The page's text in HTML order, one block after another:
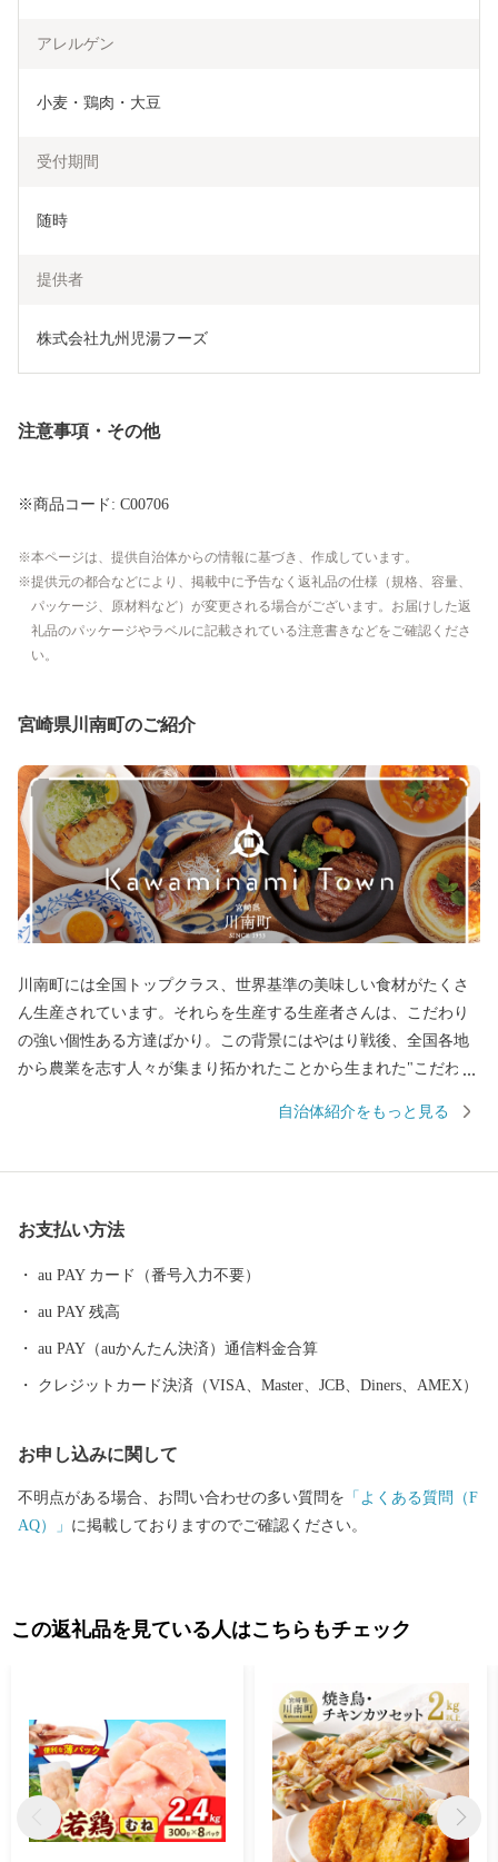
アレルゲン
小麦・鶏肉・大豆
受付期間
随時
提供者
株式会社九州児湯フーズ
注意事項・その他
※商品コード: C00706
本ページは、提供自治体からの情報に基づき、作成しています。
提供元の都合などにより、掲載中に予告なく返礼品の仕様（規格、容量、
パッケージ、原材料など）が変更される場合がございます。お届けした返
礼品のパッケージやラベルに記載されている注意書きなどをご確認くださ
い。
宮崎県川南町のご紹介
川南町には全国トップクラス、世界基準の美味しい食材がたくさ
ん生産されています。それらを生産する生産者さんは、こだわり
の強い個性ある方達ばかり。この背景にはやはり戦後、全国各地
から農業を志す人々が集まり拓かれたことから生まれた"こだわり
南の魅力で、この魅力を「この町の気質から生まれる品質＝"川南
自治体紹介をもっと見る
お支払い方法
au PAY カード（番号入力不要）
au PAY 残高
au PAY（auかんたん決済）通信料金合算
クレジットカード決済（VISA、Master、JCB、Diners、AMEX）
お申し込みに関して
不明点がある場合、お問い合わせの多い質問を 「よくある質問（F
AQ）」 に掲載しておりますのでご確認ください。
この返礼品を見ている人はこちらもチェック